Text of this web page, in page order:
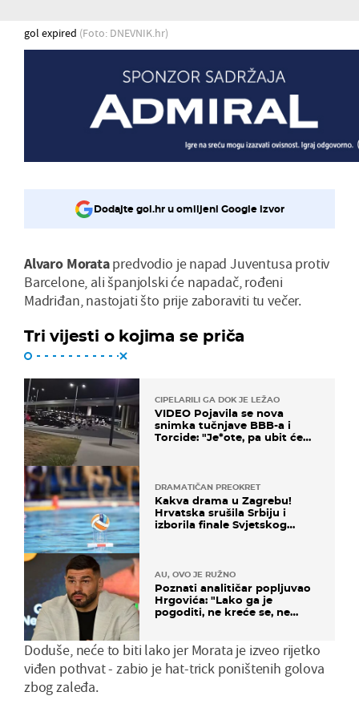
gol expired (Foto: DNEVNIK.hr)
Dodajte gol.hr u omiljeni Google izvor
Alvaro Moratapredvodio je napad Juventusa protiv
Barcelone, ali španjolski će napadač, rođeni
Madriđan, nastojati što prije zaboraviti tu večer.
Tri vijesti o kojima se priča
CIPELARILI GA DOK JE LEŽAO
VIDEO Pojavila se nova
snimka tučnjave BBB-a i
Torcide: "Je*ote, pa ubit će
DRAMATIČAN PREOKRET
Kakva drama u Zagrebu!
Hrvatska srušila Srbiju i
izborila finale Svjetskog
AU, OVO JE RUŽNO
Poznati analitičar popljuvao
Hrgovića: "Lako ga je
pogoditi, ne kreće se, ne
Doduše, neće to biti lako jer Morata je izveo rijetko
viđen pothvat - zabio je hat-trick poništenih golova
zbog zaleđa.